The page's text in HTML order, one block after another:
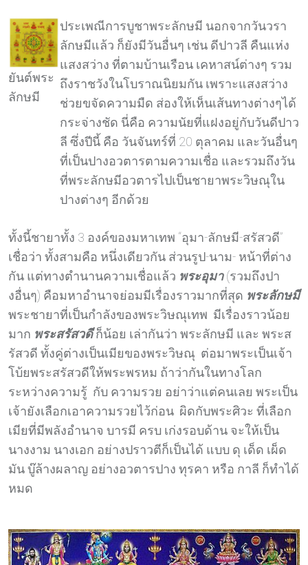
ยันต์พระ
ลักษมี
ประเพณีการบูชาพระลักษมี นอกจากวันวรา
ลักษมีแล้ว ก็ยังมีวันอื่นๆ เช่น ดีปาวลี คืนแห่ง
แสงสว่าง ที่ตามบ้านเรือน เคหาสน์ต่างๆ รวม
ถึงราชวังในโบราณนิยมกัน เพราะแสงสว่าง
ช่วยขจัดความมืด ส่องให้เห็นเส้นทางต่างๆได้
กระจ่างชัด นี่คือ ความนัยที่แฝงอยู่กับวันดีปาว
ลี ซึ่งปีนี้ คือ วันจันทร์ที่ 20 ตุลาคม และวันอื่นๆ
ที่เป็นปางอวตารตามความเชื่อ และรวมถึงวัน
ที่พระลักษมีอวตารไปเป็นชายาพระวิษณุใน
ปางต่างๆ อีกด้วย
ทั้งนี้ชายาทั้ง 3 องค์ของมหาเทพ “อุมา-ลักษมี-สรัสวดี”
เชื่อว่า ทั้งสามคือ หนึ่งเดียวกัน ส่วนรูป-นาม- หน้าที่ต่าง
กัน แต่ทางตำนานความเชื่อแล้ว พระอุมา(รวมถึงปา
งอื่นๆ) คือมหาอำนาจย่อมมีเรื่องราวมากที่สุด พระลักษมี
พระชายาที่เป็นกำลังของพระวิษณุเทพ มีเรื่องราวน้อย
มาก พระสรัสวดีก็น้อย เล่ากันว่า พระลักษมี และ พระส
รัสวดี ทั้งคู่ต่างเป็นเมียของพระวิษณุ ต่อมาพระเป็นเจ้า
โบ้ยพระสรัสวดีให้พระพรหม ถ้าว่ากันในทางโลก
ระหว่างความรู้ กับ ความรวย อย่าว่าแต่คนเลย พระเป็น
เจ้ายังเลือกเอาความรวยไว้ก่อน ผิดกับพระศิวะ ที่เลือก
เมียที่มีพลังอำนาจ บารมี ครบ เก่งรอบด้าน จะให้เป็น
นางงาม นางเอก อย่างปราวตีก็เป็นได้ แบบ ดุ เด็ด เผ็ด
มัน บู๊ล้างผลาญ อย่างอวตารปาง ทุรคา หรือ กาลี ก็ทำได้
หมด